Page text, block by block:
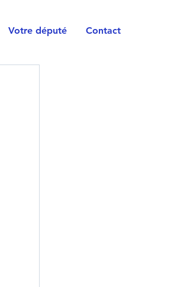
Votre député Contact